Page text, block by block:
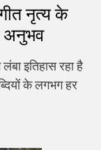
नृत्य के
अनुभव
इतिहास रहा है
के लगभग हर